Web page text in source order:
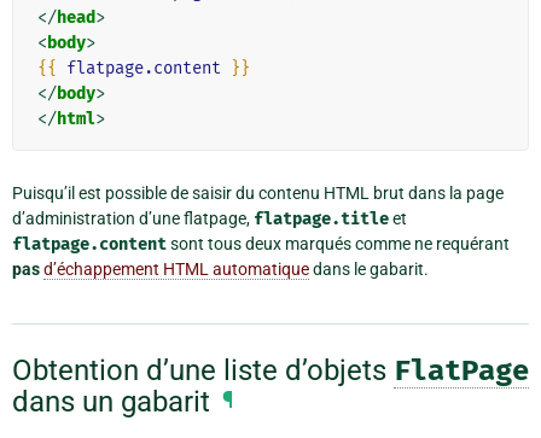
</head>
<body>
{{
flatpage.content
}}
</body>
</html>
Puisqu’il est possible de saisir du contenu HTML brut dans la page
d’administration d’une flatpage, flatpage.titleet
flatpage.contentsont tous deux marqués comme ne requérant
pasd’échappement HTML automatiquedans le gabarit.
Obtention d’une liste d’objets FlatPage
dans un gabarit ¶